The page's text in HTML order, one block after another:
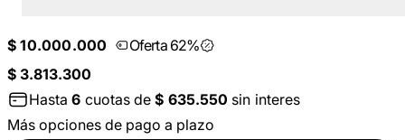
$ 10.000.000
Oferta 62%
$ 3.813.300
Hasta6 cuotas de$ 635.550 sin interes
Más opciones de pago a plazo